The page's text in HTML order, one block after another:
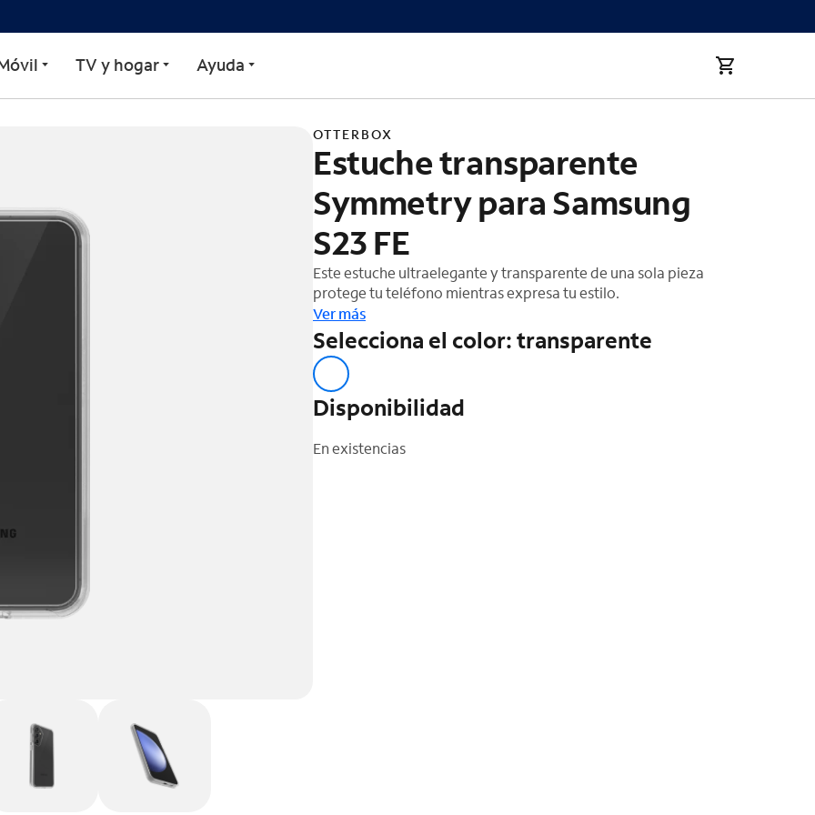
transparente para Samsung S23 FE
TV y hogar Ayuda
OTTERBOX
Estuche transparente
Symmetry para Samsung
S23 FE
Este estuche ultraelegante y transparente de una sola pieza
protege tu teléfono mientras expresa tu estilo.
Ver más
Selecciona el color: transparente
Disponibilidad
En existencias